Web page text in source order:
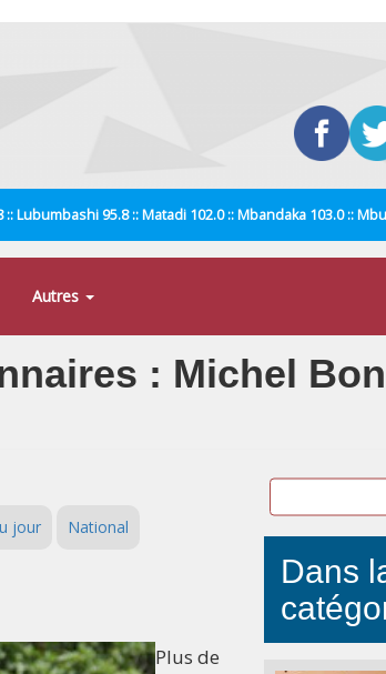
Lubumbashi 95.8 :: Matadi 102.0 :: Mbandaka 103.0 ::
Autres
: Michel
jour National
Plus de
Dans